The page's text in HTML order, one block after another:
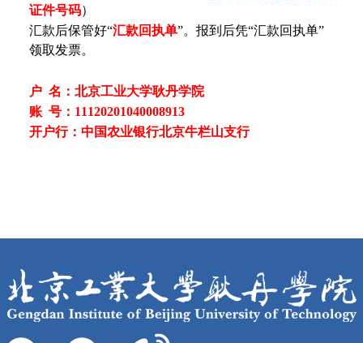
证件号码）
汇款后保管好“汇款回执单”。报到后凭“汇款回执单”
领取发票。
户 名：北京工业大学耿丹学院
账 号：11120201040008913
开户行：中国农业银行北京牛栏山支行